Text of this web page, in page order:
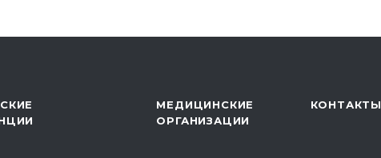
МЕДИЦИНСКИЕ
ОРГАНИЗАЦИИ
КОНТАКТЫ